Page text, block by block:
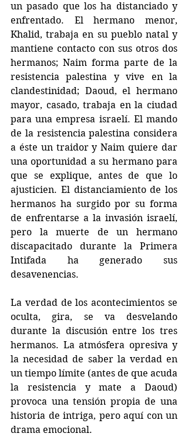
un pasado que los ha distanciado y
enfrentado. El hermano menor,
Khalid, trabaja en su pueblo natal y
mantiene contacto con sus otros dos
hermanos; Naim forma parte de la
resistencia palestina y vive en la
clandestinidad; Daoud, el hermano
mayor, casado, trabaja en la ciudad
para una empresa israelí. El mando
de la resistencia palestina considera
a éste un traidor y Naim quiere dar
una oportunidad a su hermano para
que se explique, antes de que lo
ajusticien. El distanciamiento de los
hermanos ha surgido por su forma
de enfrentarse a la invasión israelí,
pero la muerte de un hermano
discapacitado durante la Primera
Intifada ha generado sus
desavenencias.
La verdad de los acontecimientos se
oculta, gira, se va desvelando
durante la discusión entre los tres
hermanos. La atmósfera opresiva y
la necesidad de saber la verdad en
un tiempo límite (antes de que acuda
la resistencia y mate a Daoud)
provoca una tensión propia de una
historia de intriga, pero aquí con un
drama emocional.